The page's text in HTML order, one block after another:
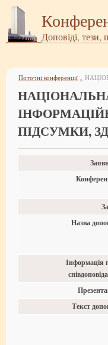
Доповіді, тези,
Поточні конференції »
ПІДСУМКИ,
Назва
Інформація
Текст